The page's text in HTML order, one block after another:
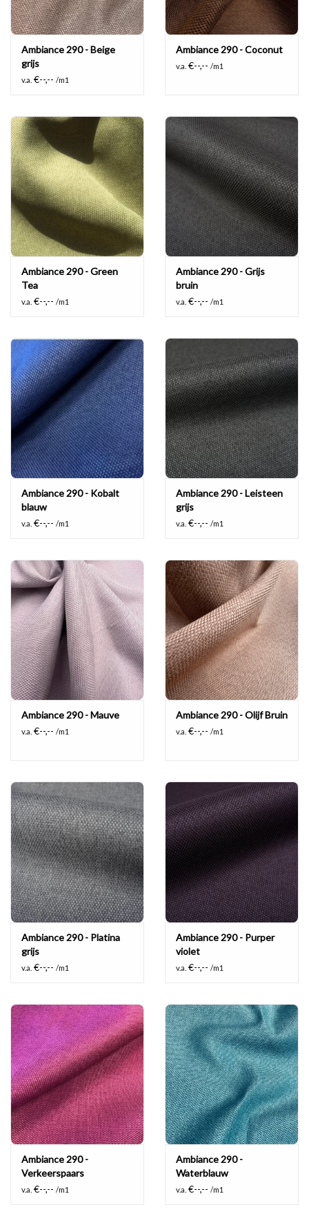
Ambiance 290 - Beige
grijs
v.a. €--,-- /m1
Ambiance 290 - Coconut
v.a. €--,-- /m1
Ambiance 290 - Green
Tea
v.a. €--,-- /m1
Ambiance 290 - Grijs
bruin
v.a. €--,-- /m1
Ambiance 290 - Kobalt
blauw
v.a. €--,-- /m1
Ambiance 290 - Leisteen
grijs
v.a. €--,-- /m1
Ambiance 290 - Mauve
v.a. €--,-- /m1
Ambiance 290 - Olijf Bruin
v.a. €--,-- /m1
Ambiance 290 - Platina
grijs
v.a. €--,-- /m1
Ambiance 290 - Purper
violet
v.a. €--,-- /m1
Ambiance 290 -
Verkeerspaars
v.a. €--,-- /m1
Ambiance 290 -
Waterblauw
v.a. €--,-- /m1